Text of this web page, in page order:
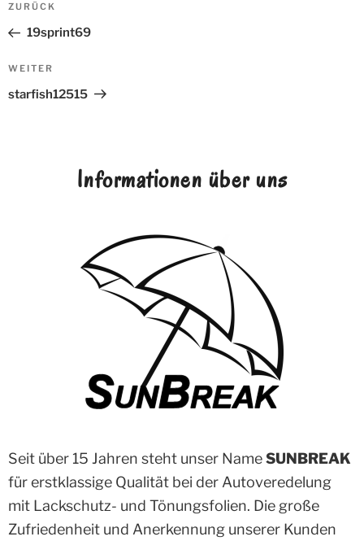
Navigation
Vorheriger
Beitrag
ZURÜCK
19sprint69
Nächster
Beitrag
WEITER
starfish12515
Informationen über uns
Seit über 15 Jahren steht unser NameSUNBREAK
für erstklassige Qualität bei der Autoveredelung
mit Lackschutz- und Tönungsfolien. Die große
Zufriedenheit und Anerkennung unserer Kunden